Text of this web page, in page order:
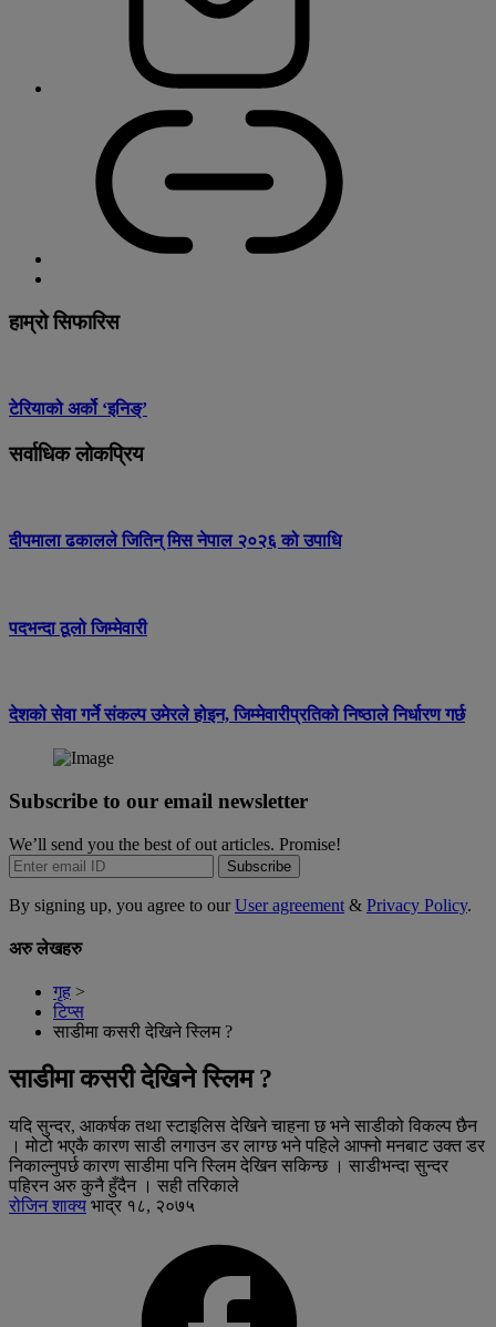
हाम्रो सिफारिस
टेरियाको अर्को ‘इनिङ्’
सर्वाधिक लोकप्रिय
दीपमाला ढकालले जितिन् मिस नेपाल २०२६ को उपाधि
पदभन्दा ठूलो जिम्मेवारी
देशको सेवा गर्ने संकल्प उमेरले होइन, जिम्मेवारीप्रतिको निष्ठाले निर्धारण गर्छ
Subscribe to our email newsletter
We’ll send you the best of out articles. Promise!
Subscribe
By signing up, you agree to ourUser agreement & Privacy Policy.
अरु लेखहरु
गृह >
टिप्स
साडीमा कसरी देखिने स्लिम ?
साडीमा कसरी देखिने स्लिम ?
यदि सुन्दर, आकर्षक तथा स्टाइलिस देखिने चाहना छ भने साडीको विकल्प छैन
। मोटो भएकै कारण साडी लगाउन डर लाग्छ भने पहिले आफ्नो मनबाट उक्त डर
निकाल्नुपर्छ कारण साडीमा पनि स्लिम देखिन सकिन्छ । साडीभन्दा सुन्दर
पहिरन अरु कुनै हुँदैन । सही तरिकाले
रोजिन शाक्य भाद्र १८, २०७५